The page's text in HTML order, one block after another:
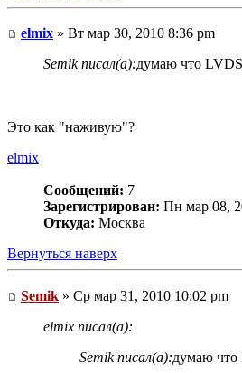
elmix » Вт мар 30, 2010 8:36 pm
Semik писал(а):думаю что
Это как "наживую"?
elmix
Сообщений: 7
Зарегистрирован: Пн мар 08,
Откуда: Москва
Вернуться наверх
Semik » Ср мар 31, 2010 10:02 pm
elmix писал(а):
Semik писал(а):думаю что